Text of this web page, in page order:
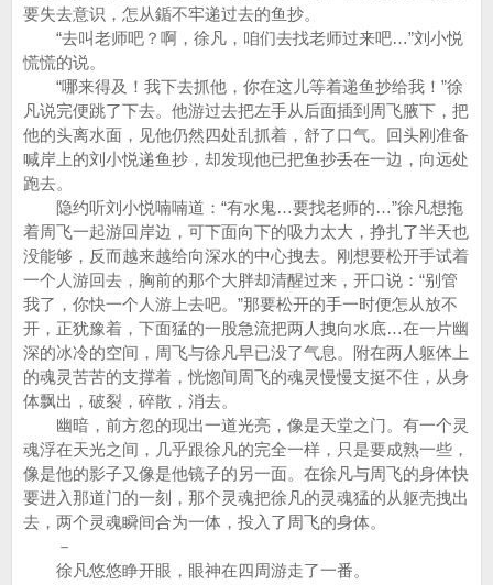
要失去意识，怎从鍎不牢递过去的鱼抄。
“去叫老师吧？啊，徐凡，咱们去找老师过来吧…”刘小悦
慌慌的说。
“哪来得及！我下去抓他，你在这儿等着递鱼抄给我！”徐
凡说完便跳了下去。他游过去把左手从后面插到周飞腋下，把
他的头离水面，见他仍然四处乱抓着，舒了口气。回头刚准备
喊岸上的刘小悦递鱼抄，却发现他已把鱼抄丢在一边，向远处
跑去。
隐约听刘小悦喃喃道：“有水鬼…要找老师的…”徐凡想拖
着周飞一起游回岸边，可下面向下的吸力太大，挣扎了半天也
没能够，反而越来越给向深水的中心拽去。刚想要松开手试着
一个人游回去，胸前的那个大胖却清醒过来，开口说：“别管
我了，你快一个人游上去吧。”那要松开的手一时便怎从放不
开，正犹豫着，下面猛的一股急流把两人拽向水底…在一片幽
深的冰冷的空间，周飞与徐凡早已没了气息。附在两人躯体上
的魂灵苦苦的支撑着，恍惚间周飞的魂灵慢慢支挺不住，从身
体飘出，破裂，碎散，消去。
幽暗，前方忽的现出一道光亮，像是天堂之门。有一个灵
魂浮在天光之间，几乎跟徐凡的完全一样，只是要成熟一些，
像是他的影子又像是他镜子的另一面。在徐凡与周飞的身体快
要进入那道门的一刻，那个灵魂把徐凡的灵魂猛的从躯壳拽出
去，两个灵魂瞬间合为一体，投入了周飞的身体。
－
徐凡悠悠睁开眼，眼神在四周游走了一番。